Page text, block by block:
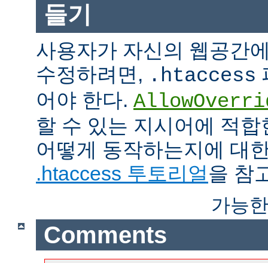
들기
사용자가 자신의 웹공간
수정하려면, .htaccess
어야 한다.
할 수 있는 지시어에 적
어떻게 동작하는지에 대
.htaccess 투토리얼을 참
가능
Comments